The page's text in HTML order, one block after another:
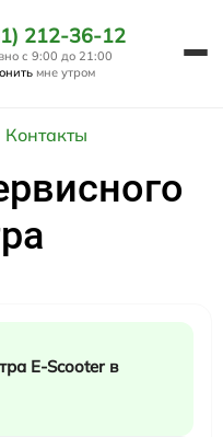
212-36-12
с 9:00 до 21:00
мне утром
Контакты
E-Scooter в